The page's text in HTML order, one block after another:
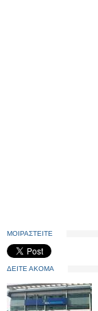
ΜΟΙΡΑΣΤΕΙΤΕ
ΔΕΙΤΕ ΑΚΟΜΑ